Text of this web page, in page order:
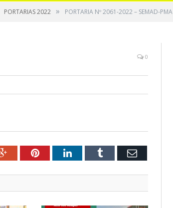
PORTARIAS 2022 » PORTARIA Nº 2061-2022 – SEMAD-PMA
0
Google+PinterestLinkedInTumblr Email